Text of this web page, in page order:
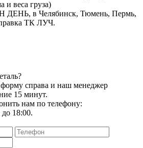
и веса груза)
ДЕНЬ, в Челябинск, Тюмень, Пермь,
ТК ЛУЧ.
справа и наш менеджер
15 минут.
нам по телефону:
до 18:00.